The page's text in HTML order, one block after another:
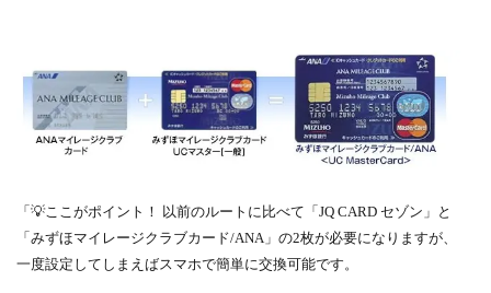
「💡ここがポイント！ 以前のルートに比べて「JQ CARD セゾン」と
「みずほマイレージクラブカード/ANA」の2枚が必要になりますが、
一度設定してしまえばスマホで簡単に交換可能です。